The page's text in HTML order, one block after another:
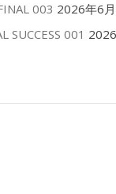
003 2026年6
SUCCESS 001